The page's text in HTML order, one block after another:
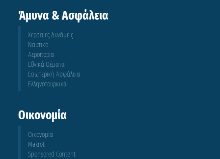
Άμυνα & Ασφάλεια
Χερσαίες Δυνάμεις
Ναυτικό
Αεροπορία
Εθνικά Θέματα
Εσωτερική Ασφάλεια
Ελληνοτουρκικά
Οικονομία
Οικονομία
Makret
Sponsored Content